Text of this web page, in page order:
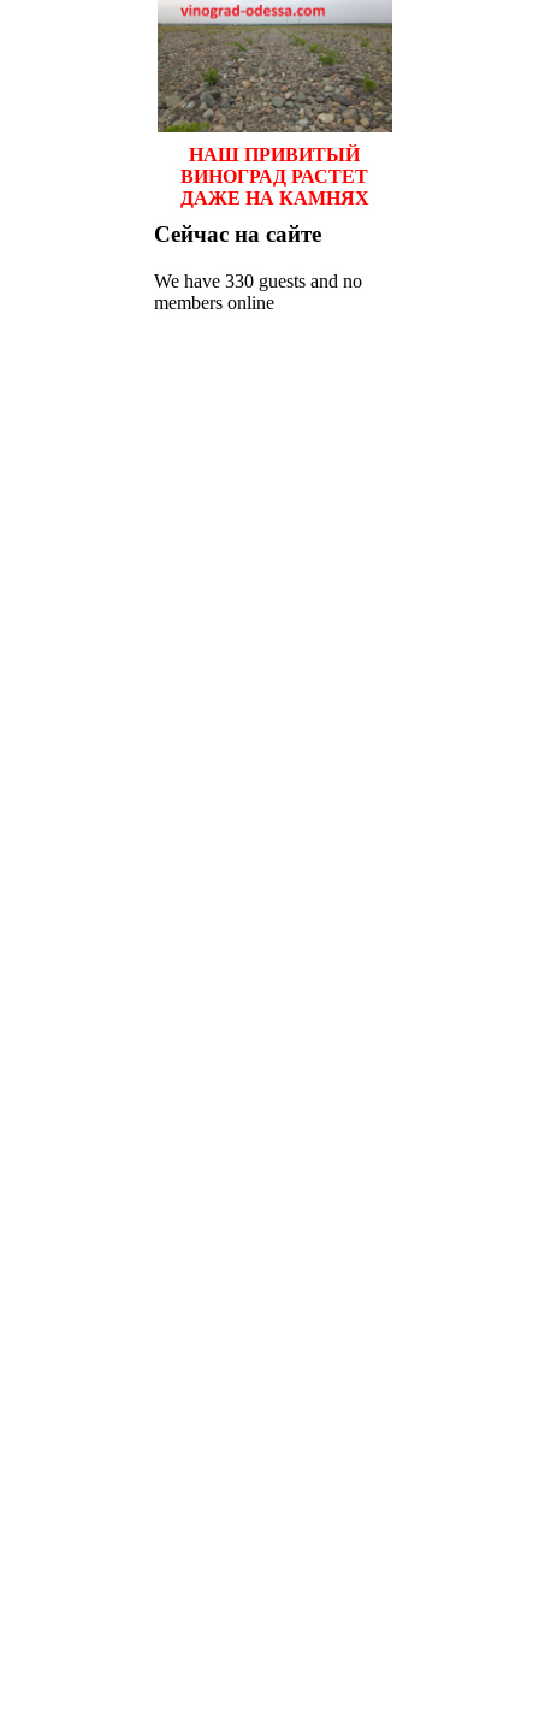
НАШ ПРИВИТЫЙ
ВИНОГРАД РАСТЕТ
ДАЖЕ НА КАМНЯХ
Сейчас на сайте
We have 330 guests and no
members online